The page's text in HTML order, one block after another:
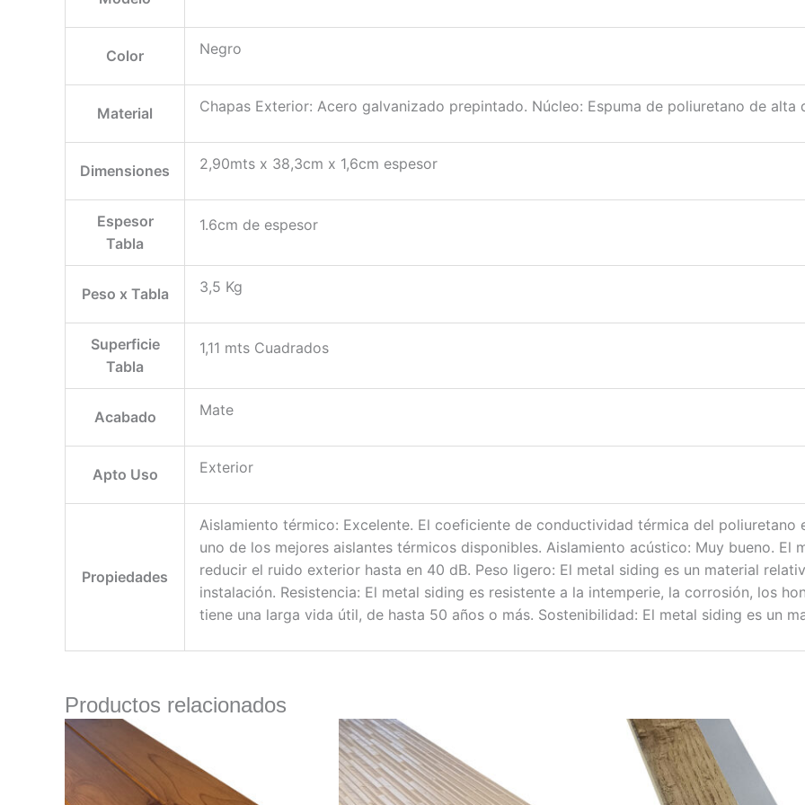
Color Negro
Material Chapas Exterior: Acero galvanizado prepintado. Núcleo: Espuma de poliuretano de alta
Dimensiones 2,90mts x 38,3cm x 1,6cm espesor
Espesor
Tabla
1.6cm de espesor
Peso x Tabla 3,5 Kg
Superficie
Tabla
1,11 mts Cuadrados
Acabado Mate
Apto Uso Exterior
Propiedades
Aislamiento térmico: Excelente. El coeficiente de conductividad térmica del
uno de los mejores aislantes térmicos disponibles. Aislamiento acústico: Muy bueno. El
reducir el ruido exterior hasta en 40 dB. Peso ligero: El metal siding es un material
instalación. Resistencia: El metal siding es resistente a la intemperie, la corrosión, los
tiene una larga vida útil, de hasta 50 años o más. Sostenibilidad: El metal siding es un
Productos relacionados